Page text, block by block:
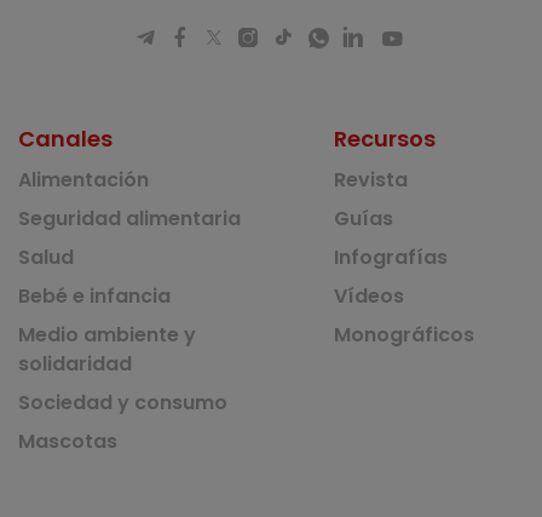
Canales
Alimentación
Seguridad alimentaria
Salud
Bebé e infancia
Medio ambiente y
solidaridad
Sociedad y consumo
Mascotas
Recursos
Revista
Guías
Infografías
Vídeos
Monográficos